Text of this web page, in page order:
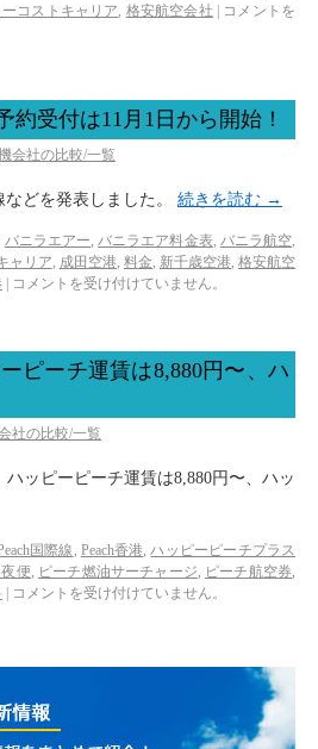
ーコストキャリア, 格安航空会社
コメントを
受付は11月1日から開始！
会社の比較/一覧
どを発表しました。 続きを読む →
バニラエアー,バニラエア料金表, バニラ航空,
ャリア, 成田空港, 料金, 新千歳空港,格安航空
コメントを受け付けていません。
ピーチ運賃は8,880円〜、ハ
社の比較/一覧
ッピーピーチ運賃は8,880円〜、ハッ
国際線 , Peach香港,ハッピーピーチプラス
便, ピーチ燃油サーチャージ, ピーチ航空券,
コメントを受け付けていません。